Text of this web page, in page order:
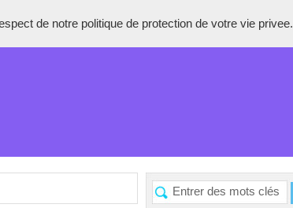
de notre politique de protection de votre vie privee.